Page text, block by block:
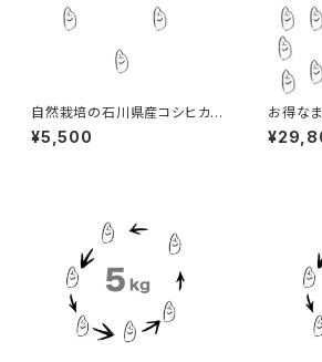
自然栽培の石川県産コシヒカリ
5kg 2025年
¥5,500
お得な
石川県
2025年